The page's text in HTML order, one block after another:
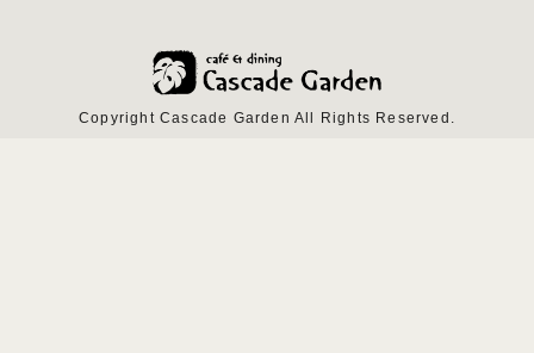
Copyright Cascade Garden All Rights Reserved.